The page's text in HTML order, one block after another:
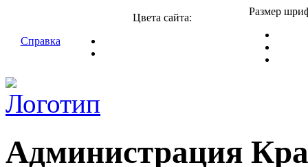
Справка
Цвета сайта:
Размер
Администрация